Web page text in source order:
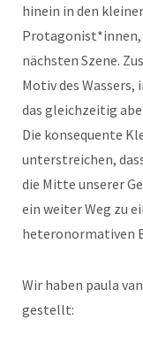
hinein in den
Protagonist*innen,
nächsten Szene.
Motiv des Wassers,
das gleichzeitig
Die konsequente
unterstreichen,
die Mitte unserer
ein weiter Weg zu
heteronormativen
Wir haben paula
gestellt: